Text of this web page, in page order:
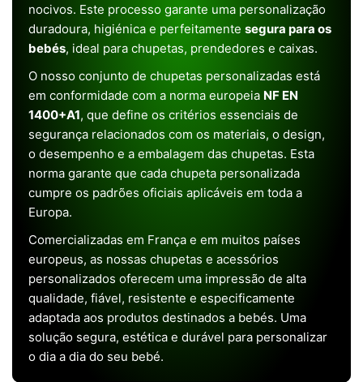
nocivos. Este processo garante uma personalização
duradoura, higiénica e perfeitamente segura para os
bebés, ideal para chupetas, prendedores e caixas.
O nosso conjunto de chupetas personalizadas está
em conformidade com a norma europeia NF EN
1400+A1, que define os critérios essenciais de
segurança relacionados com os materiais, o design,
o desempenho e a embalagem das chupetas. Esta
norma garante que cada chupeta personalizada
cumpre os padrões oficiais aplicáveis em toda a
Europa.
Comercializadas em França e em muitos países
europeus, as nossas chupetas e acessórios
personalizados oferecem uma impressão de alta
qualidade, fiável, resistente e especificamente
adaptada aos produtos destinados a bebés. Uma
solução segura, estética e durável para personalizar
o dia a dia do seu bebé.